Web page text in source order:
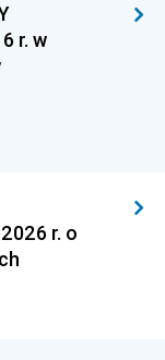
r. w
r. o